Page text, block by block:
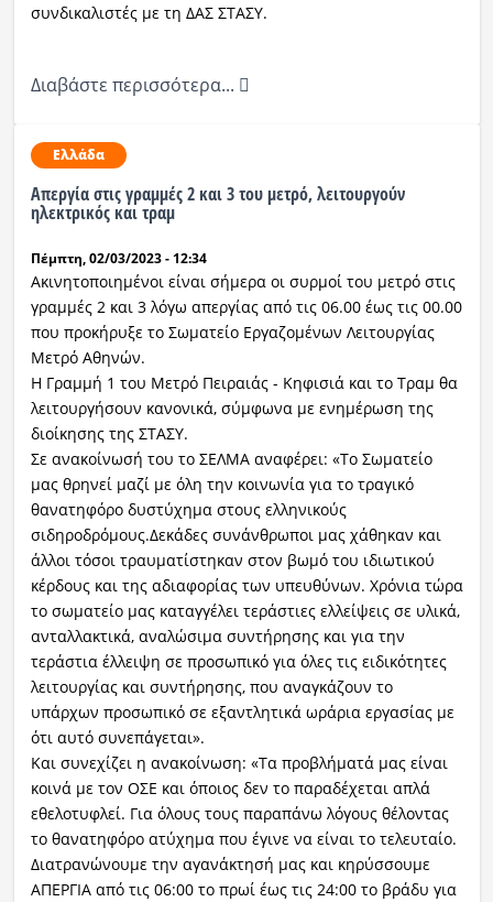
συνδικαλιστές με τη ΔΑΣ ΣΤΑΣΥ.
Διαβάστε περισσότερα...
Ελλάδα
Απεργία στις γραμμές 2 και 3 του μετρό, λειτουργούν
ηλεκτρικός και τραμ
Πέμπτη, 02/03/2023 - 12:34
Ακινητοποιημένοι είναι σήμερα οι συρμοί του μετρό στις
γραμμές 2 και 3 λόγω απεργίας από τις 06.00 έως τις 00.00
που προκήρυξε το Σωματείο Εργαζομένων Λειτουργίας
Μετρό Αθηνών.
Η Γραμμή 1 του Μετρό Πειραιάς - Κηφισιά και το Τραμ θα
λειτουργήσουν κανονικά, σύμφωνα με ενημέρωση της
διοίκησης της ΣΤΑΣΥ.
Σε ανακοίνωσή του το ΣΕΛΜΑ αναφέρει: «Το Σωματείο
μας θρηνεί μαζί με όλη την κοινωνία για το τραγικό
θανατηφόρο δυστύχημα στους ελληνικούς
σιδηροδρόμους.Δεκάδες συνάνθρωποι μας χάθηκαν και
άλλοι τόσοι τραυματίστηκαν στον βωμό του ιδιωτικού
κέρδους και της αδιαφορίας των υπευθύνων. Χρόνια τώρα
το σωματείο μας καταγγέλει τεράστιες ελλείψεις σε υλικά,
ανταλλακτικά, αναλώσιμα συντήρησης και για την
τεράστια έλλειψη σε προσωπικό για όλες τις ειδικότητες
λειτουργίας και συντήρησης, που αναγκάζουν το
υπάρχων προσωπικό σε εξαντλητικά ωράρια εργασίας με
ότι αυτό συνεπάγεται».
Και συνεχίζει η ανακοίνωση: «Τα προβλήματά μας είναι
κοινά με τον ΟΣΕ και όποιος δεν το παραδέχεται απλά
εθελοτυφλεί. Για όλους τους παραπάνω λόγους θέλοντας
το θανατηφόρο ατύχημα που έγινε να είναι το τελευταίο.
Διατρανώνουμε την αγανάκτησή μας και κηρύσσουμε
ΑΠΕΡΓΙΑ από τις 06:00 το πρωί έως τις 24:00 το βράδυ για